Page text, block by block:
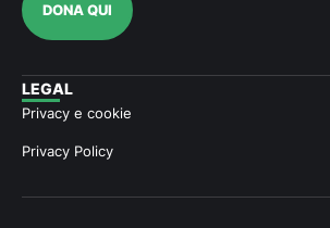
DONA QUI
LEGAL
Privacy e cookie
Privacy Policy